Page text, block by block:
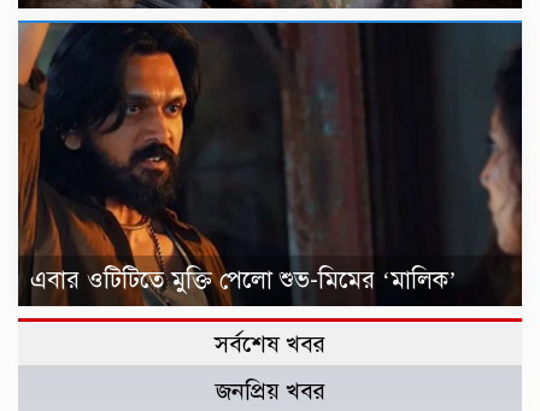
এবার ওটিটিতে মুক্তি পেলো শুভ-মিমের ‘মালিক’
সর্বশেষ খবর
জনপ্রিয় খবর